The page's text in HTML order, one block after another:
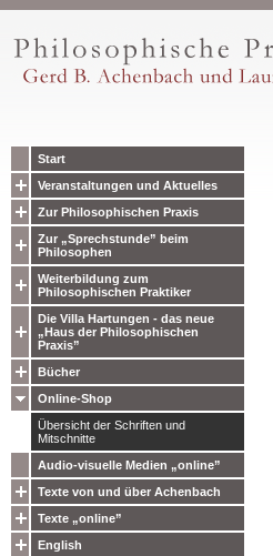
Start
Veranstaltungen und Aktuelles
Zur Philosophischen Praxis
Zur „Sprechstunde” beim
Philosophen
Weiterbildung zum
Philosophischen Praktiker
Die Villa Hartungen - das neue
„Haus der Philosophischen
Praxis”
Bücher
Online-Shop
Übersicht der Schriften und
Mitschnitte
Audio-visuelle Medien „online”
Texte von und über Achenbach
Texte „online”
English